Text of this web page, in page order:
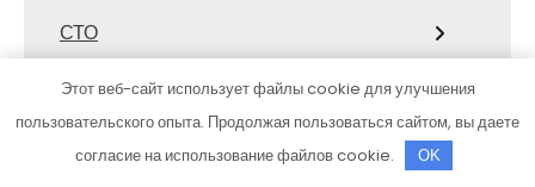
СТО
СТО
СТО Крым Лада
Этот веб-сайт использует файлы cookie для улучшения
пользовательского опыта. Продолжая пользоваться сайтом, вы даете
согласие на использование файлов cookie.
OK